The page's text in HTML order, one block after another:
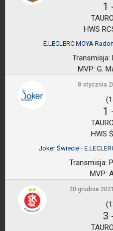
1
HWS
E.LECLERC MOYA
Transmisja:
MVP: G.
8 stycznia
1
HWS
Joker Świecie -
Transmisja:
MVP:
20 grudnia
3